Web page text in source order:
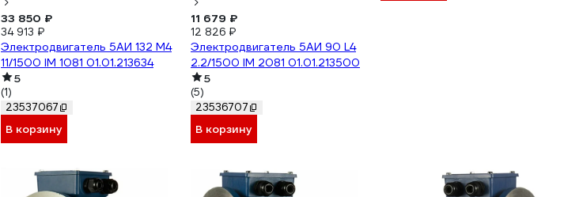
33 850 ₽
34 913 ₽
Электродвигатель 5АИ 132 М4
11/1500 IM 1081 01.01.213634
5
(1)
23537067
В корзину
11 679 ₽
12 826 ₽
Электродвигатель 5АИ 90 L4
2.2/1500 IM 2081 01.01.213500
5
(5)
23536707
В корзину